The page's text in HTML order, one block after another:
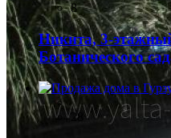
8
Никита, 3-
Ботанического
28